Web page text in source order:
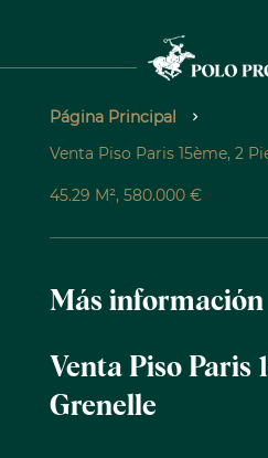
Página Principal
Venta Piso Paris 15ème, 2
45.29 M², 580.000 €
Más información
Venta Piso Paris
Grenelle